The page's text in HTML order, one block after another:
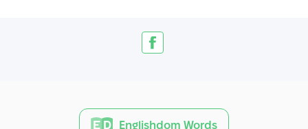
Englishdom Words